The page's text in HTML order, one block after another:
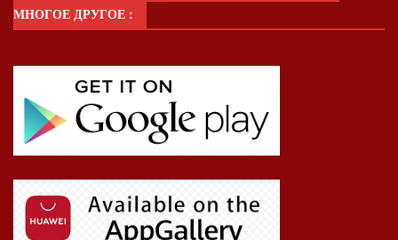
МНОГОЕ ДРУГОЕ :